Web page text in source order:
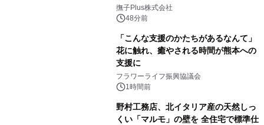
撫子Plus株式会社
48分前
「こんな支援のかたちがあるなんて」
花に触れ、癒やされる時間が熊本への
支援に
フラワーライフ振興協議会
1時間前
野村工務店、北イタリア産の天然しっ
くい「マルモ」の壁を 全住宅で標準仕